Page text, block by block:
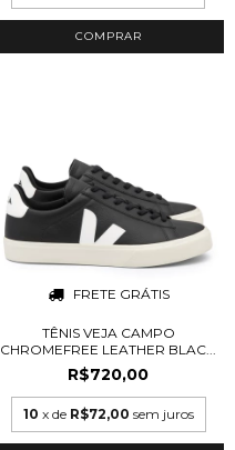
COMPRAR
FRETE GRÁTIS
TÊNIS VEJA CAMPO
CHROMEFREE LEATHER BLAC...
R$720,00
10 x de R$72,00 sem juros